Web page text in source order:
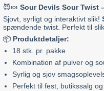
😈🍬Sour Devils Sour Twist
Sjovt, syrligt og interaktivt slik!
spændende twist. Perfekt til
📦 Produktdetaljer:
18 stk. pr. pakke
Kombination af pulver og
Syrlig og sjov
Perfekt til fest, butikssalg